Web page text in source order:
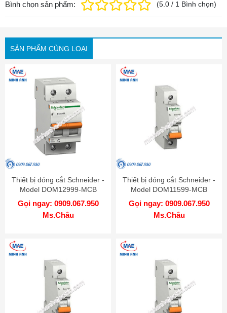
Bình chọn sản phẩm: (5.0 / 1 Bình chọn)
SẢN PHẨM CÙNG LOẠI
Thiết bị đóng cắt Schneider -
Model DOM12999-MCB
Gọi ngay: 0909.067.950
Ms.Châu
Thiết bị đóng cắt Schneider -
Model DOM11599-MCB
Gọi ngay: 0909.067.950
Ms.Châu